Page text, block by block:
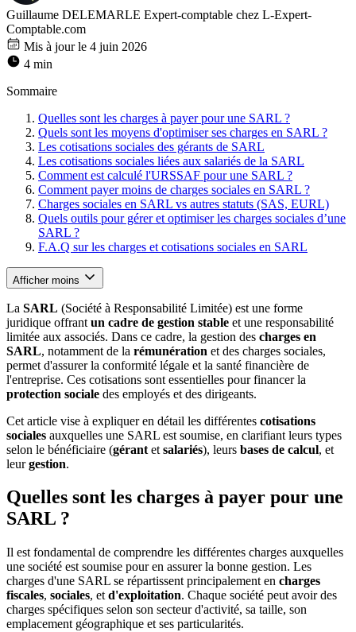
Guillaume DELEMARLE Expert-comptable chez L-Expert-
Comptable.com
Mis à jour le 4 juin 2026
4 min
Sommaire
Quelles sont les charges à payer pour une SARL ?
Quels sont les moyens d'optimiser ses charges en SARL ?
Les cotisations sociales des gérants de SARL
Les cotisations sociales liées aux salariés de la SARL
Comment est calculé l'URSSAF pour une SARL ?
Comment payer moins de charges sociales en SARL ?
Charges sociales en SARL vs autres statuts (SAS, EURL)
Quels outils pour gérer et optimiser les charges sociales d’une
SARL ?
F.A.Q sur les charges et cotisations sociales en SARL
Afficher moins
La SARL (Société à Responsabilité Limitée) est une forme
juridique offrant un cadre de gestion stable et une responsabilité
limitée aux associés. Dans ce cadre, la gestion des charges en
SARL, notamment de la rémunération et des charges sociales,
permet d'assurer la conformité légale et la santé financière de
l'entreprise. Ces cotisations sont essentielles pour financer la
protection sociale des employés et des dirigeants.
Cet article vise à expliquer en détail les différentes cotisations
sociales auxquelles une SARL est soumise, en clarifiant leurs types
selon le bénéficiaire (gérant et salariés), leurs bases de calcul, et
leurgestion.
Quelles sont les charges à payer pour une
SARL ?
Il est fondamental de comprendre les différentes charges auxquelles
une société est soumise pour en assurer la bonne gestion. Les
charges d'une SARL se répartissent principalement en charges
fiscales, sociales, et d'exploitation. Chaque société peut avoir des
charges spécifiques selon son secteur d'activité, sa taille, son
emplacement géographique et ses particularités.